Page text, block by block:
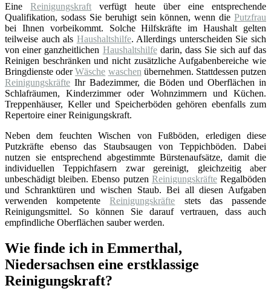
EineReinigungskraft verfügt heute über eine entsprechende
Qualifikation, sodass Sie beruhigt sein können, wenn die Putzfrau
bei Ihnen vorbeikommt. Solche Hilfskräfte im Haushalt gelten
teilweise auch als Haushaltshilfe. Allerdings unterscheiden Sie sich
von einer ganzheitlichen Haushaltshilfedarin, dass Sie sich auf das
Reinigen beschränken und nicht zusätzliche Aufgabenbereiche wie
Bringdienste oderWäsche waschen übernehmen. Stattdessen putzen
Reinigungskräfte Ihr Badezimmer, die Böden und Oberflächen in
Schlafräumen, Kinderzimmer oder Wohnzimmern und Küchen.
Treppenhäuser, Keller und Speicherböden gehören ebenfalls zum
Repertoire einer Reinigungskraft.
Neben dem feuchten Wischen von Fußböden, erledigen diese
Putzkräfte ebenso das Staubsaugen von Teppichböden. Dabei
nutzen sie entsprechend abgestimmte Bürstenaufsätze, damit die
individuellen Teppichfasern zwar gereinigt, gleichzeitig aber
unbeschädigt bleiben. Ebenso putzen ReinigungskräfteRegalböden
und Schranktüren und wischen Staub. Bei all diesen Aufgaben
verwenden kompetenteReinigungskräfte stets das passende
Reinigungsmittel. So können Sie darauf vertrauen, dass auch
empfindliche Oberflächen sauber werden.
Wie finde ich in Emmerthal,
Niedersachsen eine erstklassige
Reinigungskraft?